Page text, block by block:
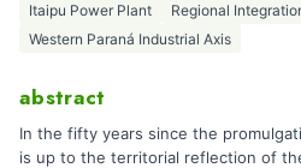
Itaipu Power Plant
Regional
Western Paraná Industrial Axis
abstract
In the fifty years since the
is up to the territorial reflection of